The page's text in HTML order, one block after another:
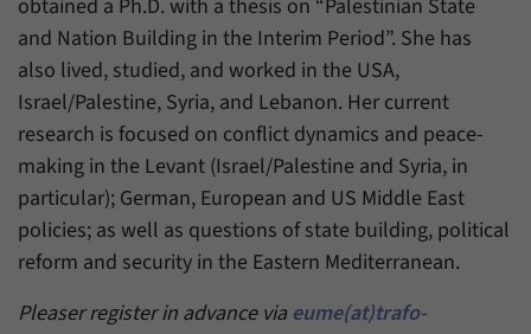
obtained a Ph.D. with a thesis on “Palestinian State
and Nation Building in the Interim Period”. She has
also lived, studied, and worked in the USA,
Israel/Palestine, Syria, and Lebanon. Her current
research is focused on conflict dynamics and peace-
making in the Levant (Israel/Palestine and Syria, in
particular); German, European and US Middle East
policies; as well as questions of state building, political
reform and security in the Eastern Mediterranean.
Pleaser register in advance via eume(at)trafo-